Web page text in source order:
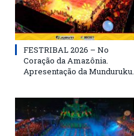
FESTRIBAL 2026 – No
Coração da Amazônia.
Apresentação da Munduruku.